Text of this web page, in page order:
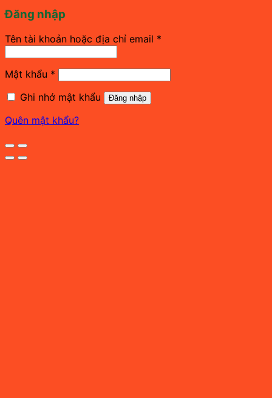
Đăng nhập
Tên tài khoản hoặc địa chỉ email *
Mật khẩu *
Ghi nhớ mật khẩu
Đăng nhập
Quên mật khẩu?